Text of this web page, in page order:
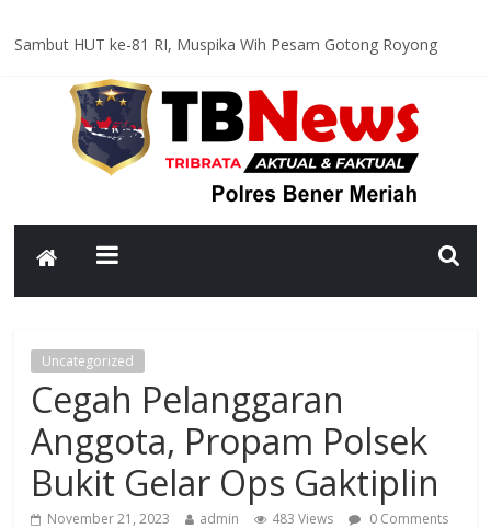
Sambut HUT ke-81 RI, Muspika Wih Pesam Gotong Royong
Optimal dan Humanis, Ditsamapta Polda Aceh Supervisi
Kesiapsiagaan Dalmas Polres Bener Meriah
Polsek Bandar Gelar Patroli Rutin, Sampaikan Pesan Kamtibmas
kepada Warga
Polsek Pintu Rime Gayo Pantau Kondisi Warga di Hunian
Pesan Kamtibmas
Uncategorized
Cegah Pelanggaran
Anggota, Propam Polsek
Bukit Gelar Ops Gaktiplin
November 21, 2023 admin 483 Views 0 Comments